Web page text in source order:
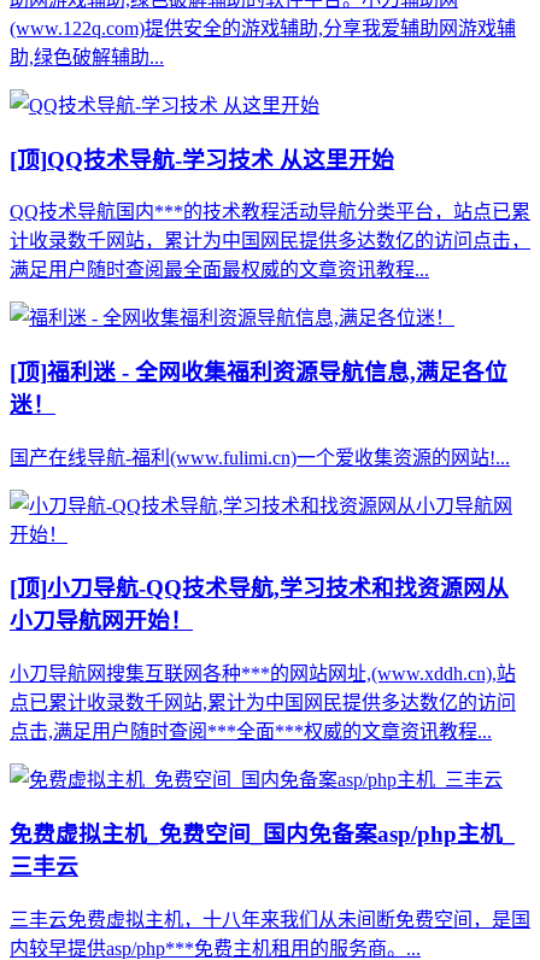
(www.122q.com)提供安全的游戏辅助,分享我爱辅助网游戏辅
助,绿色破解辅助...
[顶]QQ技术导航-学习技术 从这里开始
QQ技术导航国内***的技术教程活动导航分类平台，站点已累
计收录数千网站，累计为中国网民提供多达数亿的访问点击，
满足用户随时查阅最全面最权威的文章资讯教程...
[顶]福利迷 - 全网收集福利资源导航信息,满足各位
迷！
国产在线导航-福利(www.fulimi.cn)一个爱收集资源的网站!...
[顶]小刀导航-QQ技术导航,学习技术和找资源网从
小刀导航网开始！
小刀导航网搜集互联网各种***的网站网址,(www.xddh.cn),站
点已累计收录数千网站,累计为中国网民提供多达数亿的访问
点击,满足用户随时查阅***全面***权威的文章资讯教程...
免费虚拟主机_免费空间_国内免备案asp/php主机_
三丰云
三丰云免费虚拟主机，十八年来我们从未间断免费空间，是国
内较早提供asp/php***免费主机租用的服务商。...